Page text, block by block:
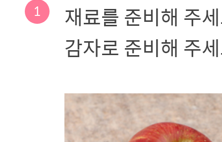
1
재료를 준비해 주
감자로 준비해 주